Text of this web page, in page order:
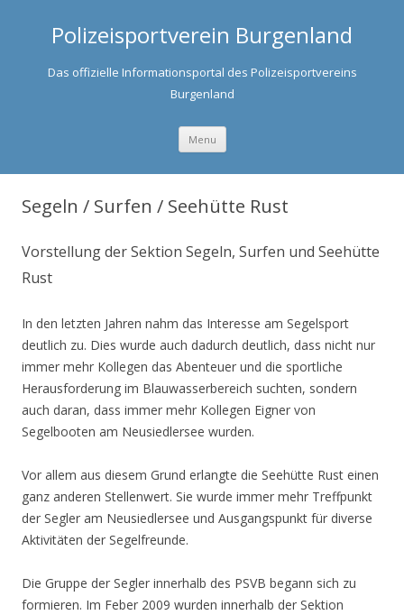
Polizeisportverein Burgenland
Das offizielle Informationsportal des Polizeisportvereins
Burgenland
Menu Skip to content
Segeln / Surfen / Seehütte Rust
Vorstellung der Sektion Segeln, Surfen und Seehütte
Rust
In den letzten Jahren nahm das Interesse am Segelsport
deutlich zu. Dies wurde auch dadurch deutlich, dass nicht nur
immer mehr Kollegen das Abenteuer und die sportliche
Herausforderung im Blauwasserbereich suchten, sondern
auch daran, dass immer mehr Kollegen Eigner von
Segelbooten am Neusiedlersee wurden.
Vor allem aus diesem Grund erlangte die Seehütte Rust einen
ganz anderen Stellenwert. Sie wurde immer mehr Treffpunkt
der Segler am Neusiedlersee und Ausgangspunkt für diverse
Aktivitäten der Segelfreunde.
Die Gruppe der Segler innerhalb des PSVB begann sich zu
formieren. Im Feber 2009 wurden innerhalb der Sektion